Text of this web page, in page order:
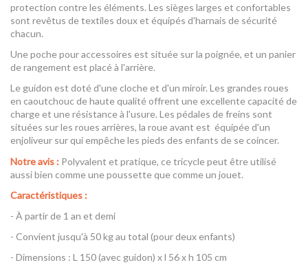
protection contre les éléments. Les sièges larges et confortables
sont revêtus de textiles doux et équipés d'harnais de sécurité
chacun.
Une poche pour accessoires est située sur la poignée, et un panier
de rangement est placé à l'arrière.
Le guidon est doté d'une cloche et d'un miroir. Les grandes roues
en caoutchouc de haute qualité offrent une excellente capacité de
charge et une résistance à l'usure. Les pédales de freins sont
situées sur les roues arrières, la roue avant est équipée d'un
enjoliveur sur qui empêche les pieds des enfants de se coincer.
Notre avis : Polyvalent et pratique, ce tricycle peut être utilisé
aussi bien comme une poussette que comme un jouet.
Caractéristiques :
- À partir de 1 an et demi
- Convient jusqu'à 50 kg au total (pour deux enfants)
- Dimensions : L 150 (avec guidon) x l 56 x h 105 cm